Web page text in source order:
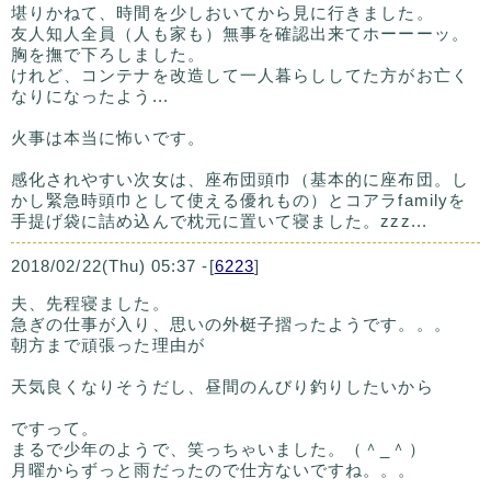
堪りかねて、時間を少しおいてから見に行きました。
友人知人全員（人も家も）無事を確認出来てホーーーッ。
胸を撫で下ろしました。
けれど、コンテナを改造して一人暮らししてた方がお亡く
なりになったよう...
火事は本当に怖いです。
感化されやすい次女は、座布団頭巾（基本的に座布団。し
かし緊急時頭巾として使える優れもの）とコアラfamilyを
手提げ袋に詰め込んで枕元に置いて寝ました。zzz...
2018/02/22(Thu) 05:37 -[6223]
夫、先程寝ました。
急ぎの仕事が入り、思いの外梃子摺ったようです。。。
朝方まで頑張った理由が
天気良くなりそうだし、昼間のんびり釣りしたいから
ですって。
まるで少年のようで、笑っちゃいました。（＾_＾）
月曜からずっと雨だったので仕方ないですね。。。